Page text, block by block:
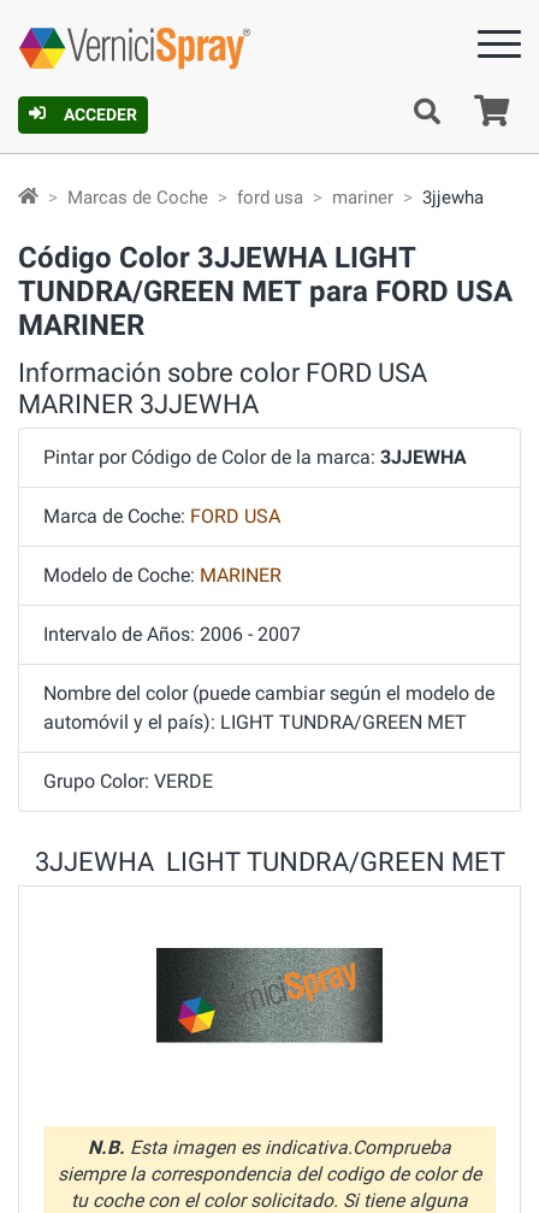
ACCEDER
Marcas de Coche ford usa mariner 3jjewha
Código Color 3JJEWHA LIGHT
TUNDRA/GREEN MET para FORD USA
MARINER
Información sobre color FORD USA
MARINER 3JJEWHA
Pintar por Código de Color de la marca: 3JJEWHA
Marca de Coche: FORD USA
Modelo de Coche: MARINER
Intervalo de Años: 2006 - 2007
Nombre del color (puede cambiar según el modelo de
automóvil y el país): LIGHT TUNDRA/GREEN MET
Grupo Color: VERDE
3JJEWHA LIGHT TUNDRA/GREEN MET
N.B. Esta imagen es indicativa.Comprueba
siempre la correspondencia del codigo de color de
tu coche con el color solicitado. Si tiene alguna